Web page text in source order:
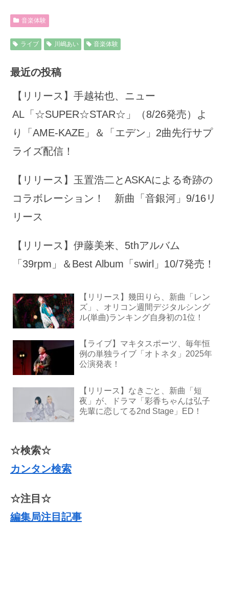
音楽体験
ライブ 川嶋あい 音楽体験
最近の投稿
【リリース】手越祐也、ニュー
AL「☆SUPER☆STAR☆」（8/26発売）よ
り「AME-KAZE」＆「エデン」2曲先行サプ
ライズ配信！
【リリース】玉置浩二とASKAによる奇跡の
コラボレーション！ 新曲「音銀河」9/16リ
リース
【リリース】伊藤美来、5thアルバム
「39rpm」＆Best Album「swirl」10/7発売！
【リリース】幾田りら、新曲「レン
ズ」、オリコン週間デジタルシング
ル(単曲)ランキング自身初の1位！
【ライブ】マキタスポーツ、毎年恒
例の単独ライブ「オトネタ」2025年
公演発表！
【リリース】なきごと、新曲「短
夜」が、ドラマ「彩香ちゃんは弘子
先輩に恋してる2nd Stage」ED！
☆検索☆
カンタン検索
☆注目☆
編集局注目記事